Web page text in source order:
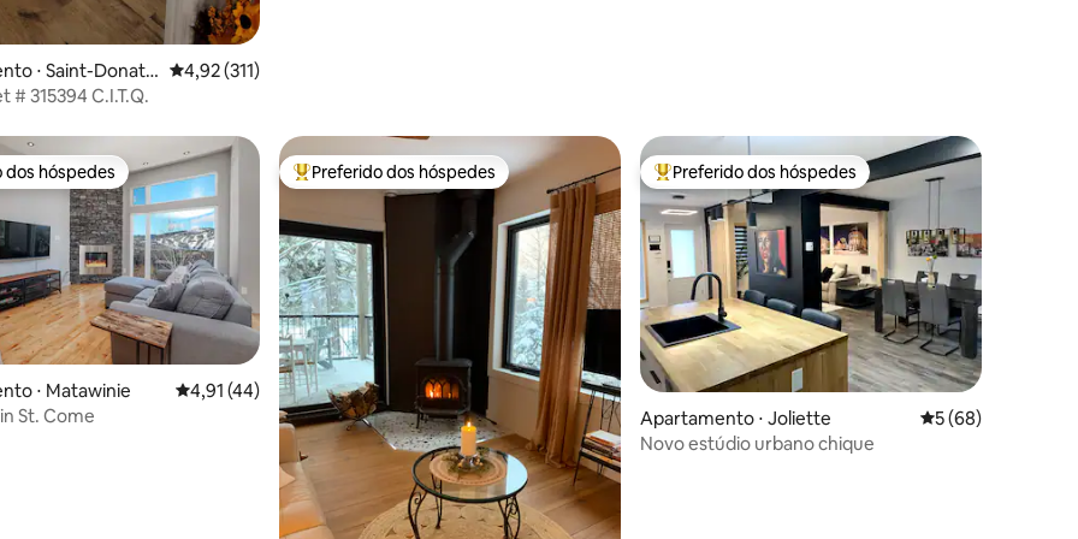
⋅ Saint-Donat-
4,92 de uma avaliação média de 5, 311 avaliações
4,92 (311)
Nid douillet # 315394 C.I.T.Q.
de 5, 96 avaliações
dos hóspedes
dos hóspedes
⋅ Matawinie 4,91 de uma avaliação média de 5, 44 avaliações
4,91 (44)
St. Come
Entre os melhores preferidos dos hóspedes
Preferido dos hóspedes Entre os melhores preferidos dos hóspedes
Preferido dos hóspedes
Apartamento ⋅ Joliette 5 de uma
5 (68)
Novo estúdio urbano chique